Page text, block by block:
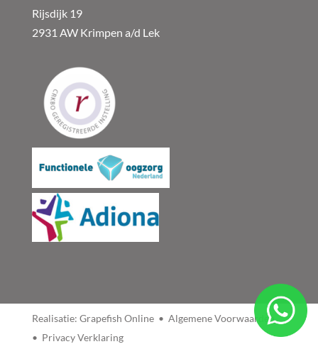
Rijsdijk 19
2931 AW Krimpen a/d Lek
Realisatie: Grapefish Online• Algemene Voorwaarden
• Privacy Verklaring